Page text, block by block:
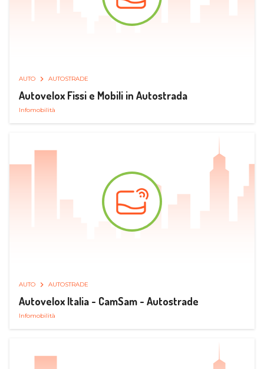
AUTO AUTOSTRADE
Autovelox Fissi e Mobili in Autostrada
Infomobilità
AUTO AUTOSTRADE
Autovelox Italia - CamSam - Autostrade
Infomobilità